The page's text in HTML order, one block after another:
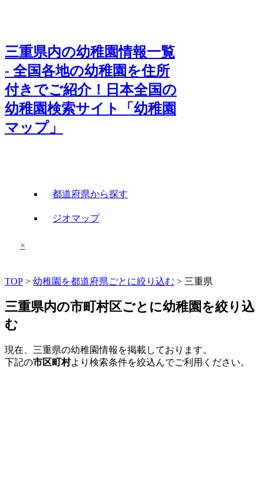
三重県内の幼稚園情報一覧
- 全国各地の幼稚園を住所
付きでご紹介！日本全国の
幼稚園検索サイト「幼稚園
マップ」
都道府県から探す
ジオマップ
×
TOP > 幼稚園を都道府県ごとに絞り込む > 三重県
三重県内の市町村区ごとに幼稚園を絞り込
む
現在、三重県の幼稚園情報を掲載しております。
下記の市区町村より検索条件を絞込んでご利用ください。